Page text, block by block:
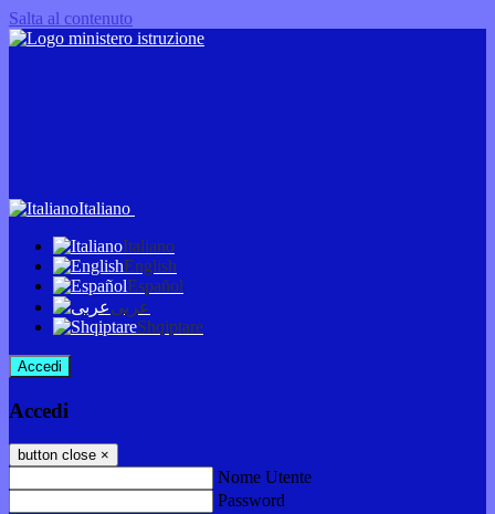
Salta al contenuto
Italiano
Italiano
English
Español
عربى
Shqiptare
Accedi
Accedi
button close ×
Nome Utente
Password